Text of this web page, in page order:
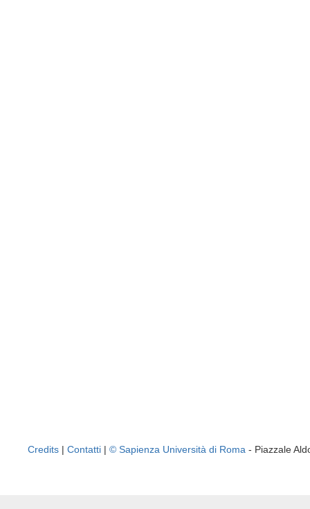
Credits | Contatti | © Sapienza Università di Roma - Piazzale